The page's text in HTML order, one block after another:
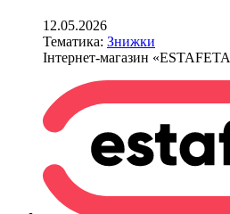
12.05.2026
Тематика: Знижки
Інтернет-магазин